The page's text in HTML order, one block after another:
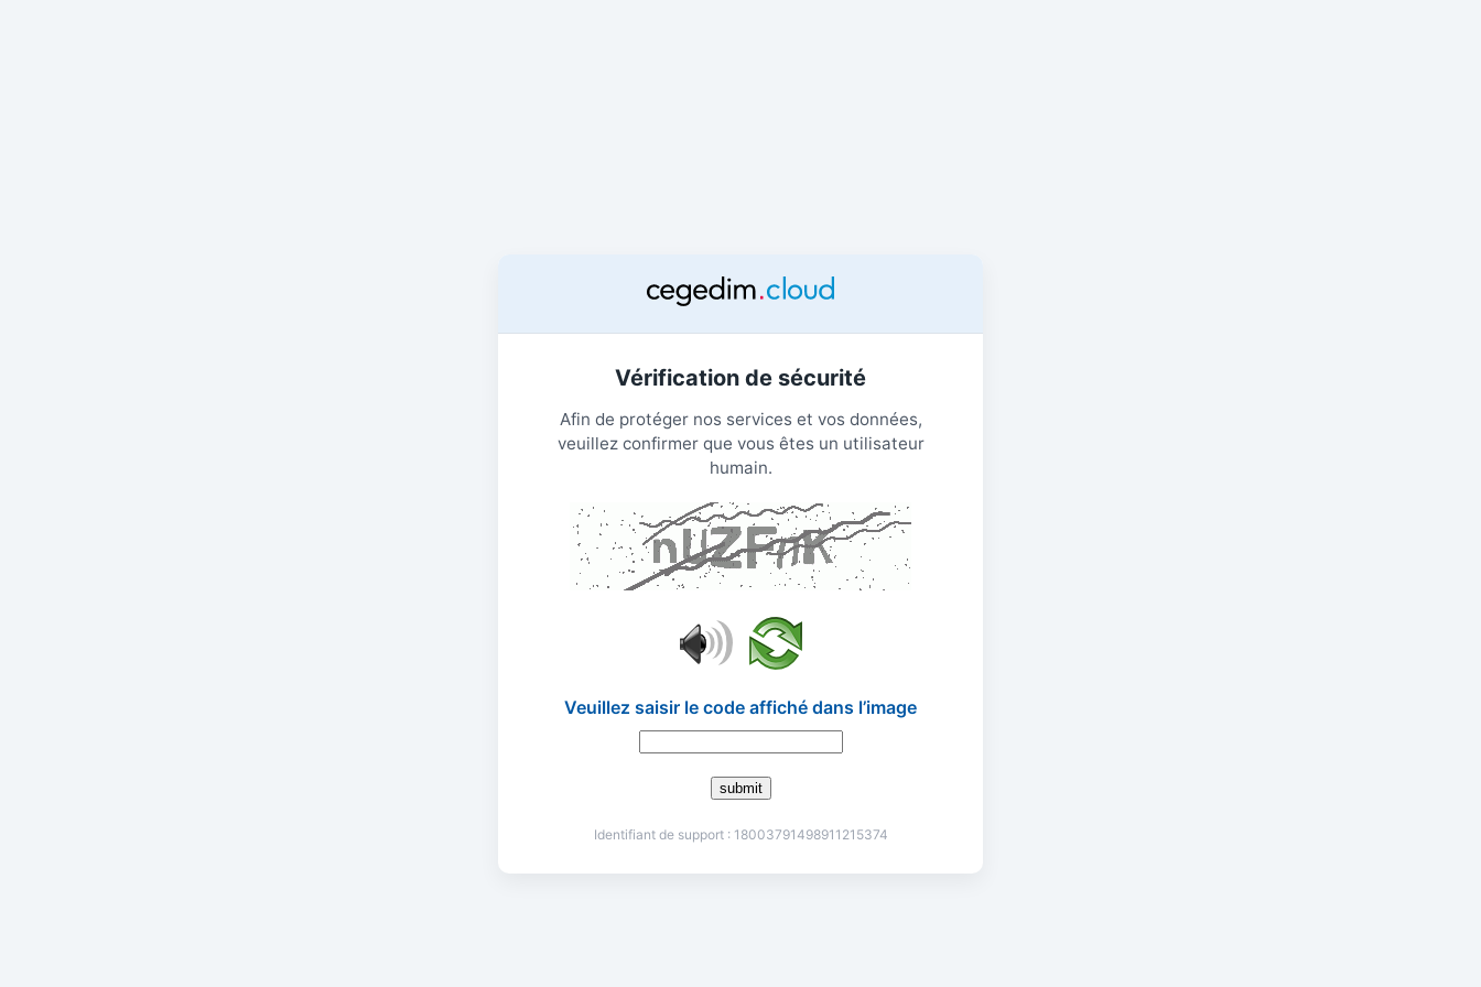
Vérification de sécurité
Afin de protéger nos services et vos données,
veuillez confirmer que vous êtes un utilisateur
humain.
Veuillez saisir le code affiché dans l’image
submit
Identifiant de support : 18003791498911215374